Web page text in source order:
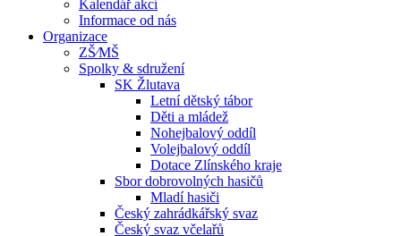
Kalendář akcí
Informace od nás
Organizace
ZŠ⁄MŠ
Spolky & sdružení
SK Žlutava
Letní dětský tábor
Děti a mládež
Nohejbalový oddíl
Volejbalový oddíl
Dotace Zlínského kraje
Sbor dobrovolných hasičů
Mladí hasiči
Český zahrádkářský svaz
Český svaz včelařů